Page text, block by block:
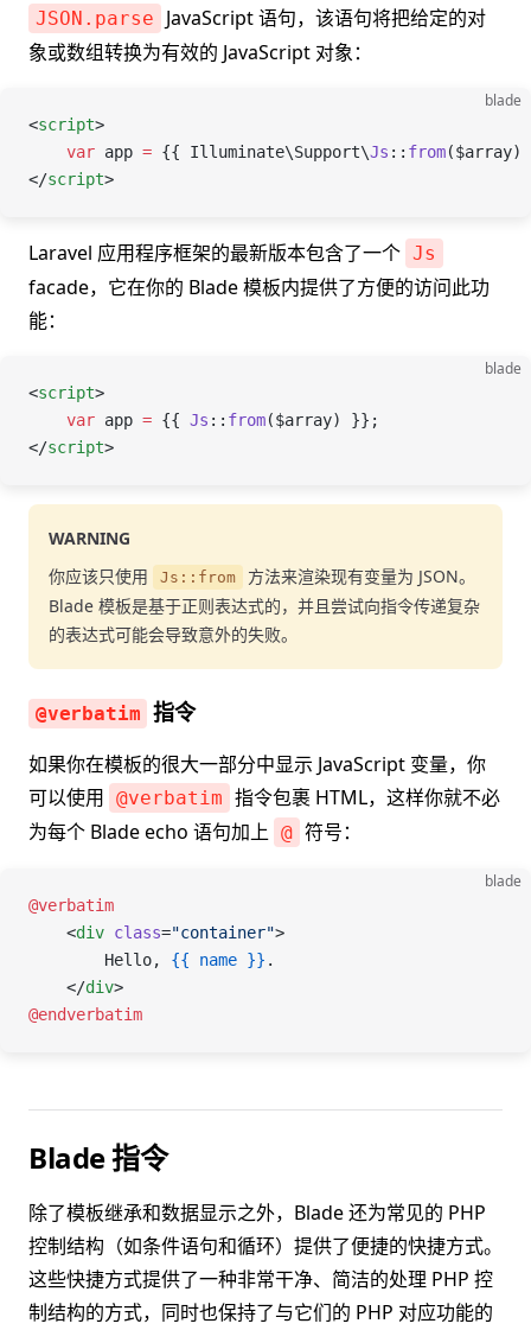
JSON.parse
JavaScript 语句，该语句将把给定的对
象或数组转换为有效的 JavaScript 对象：
blade
<script>
    var
app = {{ Illuminate\Support\Js :: from($array)
</script>
Laravel 应用程序框架的最新版本包含了一个 Js
facade，它在你的 Blade 模板内提供了方便的访问此功
能：
blade
<script>
    var
app = {{ Js :: from($array) }};
</script>
WARNING
你应该只使用
Js::from
方法来渲染现有变量为 JSON。
Blade 模板是基于正则表达式的，并且尝试向指令传递复杂
的表达式可能会导致意外的失败。
@verbatim 指令
如果你在模板的很大一部分中显示 JavaScript 变量，你
可以使用 @verbatim 指令包裹 HTML，这样你就不必
为每个 Blade echo 语句加上 @ 符号：
blade
@verbatim
    <
div class="container">
        Hello,
{{ name }} .
    </
div>
@endverbatim
Blade 指令
除了模板继承和数据显示之外，Blade 还为常见的 PHP
控制结构（如条件语句和循环）提供了便捷的快捷方式。
这些快捷方式提供了一种非常干净、简洁的处理 PHP 控
制结构的方式，同时也保持了与它们的 PHP 对应功能的